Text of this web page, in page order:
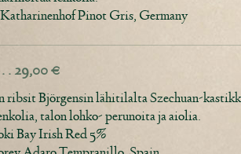
Pinot Gris, Germany
. . 29,00 €
ribsit Björgensin lähitilalta Szechuan-
talon lohko- perunoita ja aiolia.
Bay Irish Red 5%